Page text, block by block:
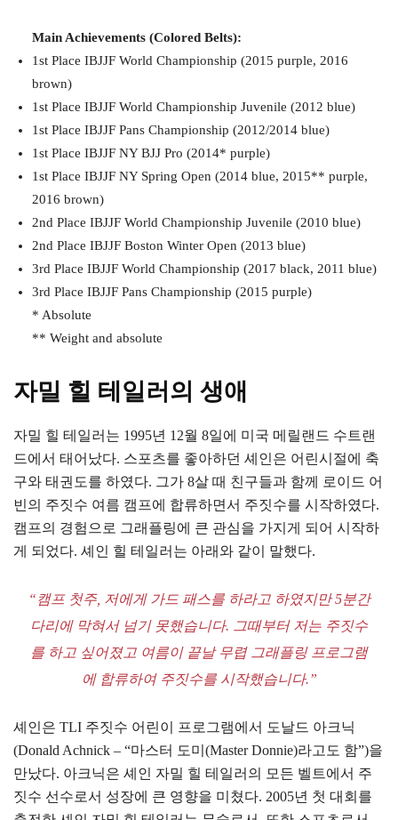
Main Achievements (Colored Belts):
1st Place IBJJF World Championship (2015 purple, 2016
brown)
1st Place IBJJF World Championship Juvenile (2012 blue)
1st Place IBJJF Pans Championship (2012/2014 blue)
1st Place IBJJF NY BJJ Pro (2014* purple)
1st Place IBJJF NY Spring Open (2014 blue, 2015** purple,
2016 brown)
2nd Place IBJJF World Championship Juvenile (2010 blue)
2nd Place IBJJF Boston Winter Open (2013 blue)
3rd Place IBJJF World Championship (2017 black, 2011 blue)
3rd Place IBJJF Pans Championship (2015 purple)
* Absolute
** Weight and absolute
자밀 힐 테일러의 생애
자밀 힐 테일러는 1995년 12월 8일에 미국 메릴랜드 수트랜
드에서 태어났다. 스포츠를 좋아하던 셰인은 어린시절에 축
구와 태권도를 하였다. 그가 8살 때 친구들과 함께 로이드 어
빈의 주짓수 여름 캠프에 합류하면서 주짓수를 시작하였다.
캠프의 경험으로 그래플링에 큰 관심을 가지게 되어 시작하
게 되었다. 셰인 힐 테일러는 아래와 같이 말했다.
“캠프 첫주, 저에게 가드 패스를 하라고 하였지만 5분간
다리에 막혀서 넘기 못했습니다. 그때부터 저는 주짓수
를 하고 싶어졌고 여름이 끝날 무렵 그래플링 프로그램
에 합류하여 주짓수를 시작했습니다.”
셰인은 TLI 주짓수 어린이 프로그램에서 도날드 아크닉
(Donald Achnick – “마스터 도미(Master Donnie)라고도 함”)을
만났다. 아크닉은 셰인 자밀 힐 테일러의 모든 벨트에서 주
짓수 선수로서 성장에 큰 영향을 미쳤다. 2005년 첫 대회를